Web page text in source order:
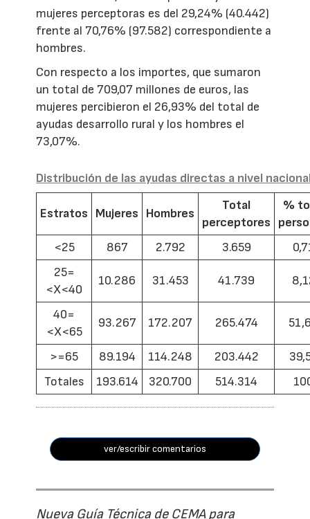
mujeres perceptoras es del 29,24% (40.442)
frente al 70,76% (97.582) correspondiente a
hombres.
Con respecto a los importes, que sumaron
un total de 709,07 millones de euros, las
mujeres percibieron el 26,93% del total de
ayudas desarrollo rural y los hombres el
73,07%.
Distribución de las ayudas directas a nivel
Estratos Mujeres Hombres
Total
perceptores
%
<25
867 2.792 3.659
25=
<X<40
10.286 31.453 41.739
40=
<X<65
93.267 172.207 265.474
>=65 89.194 114.248 203.442
Totales
193.614 320.700 514.314
ver/escribir comentarios
Nueva Guía Técnica de CEMA para